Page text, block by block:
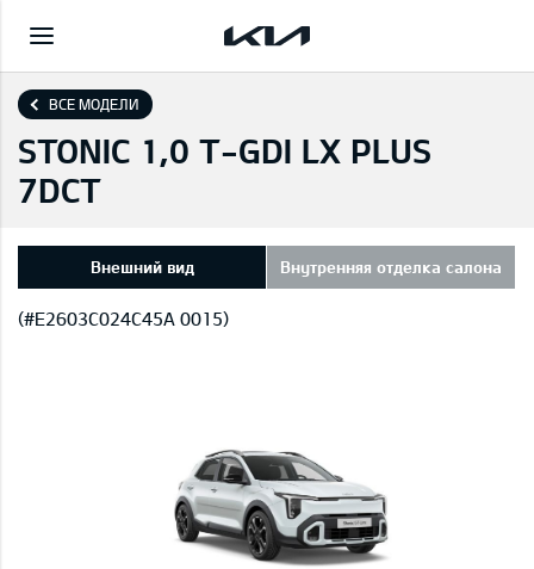
ВСЕ МОДЕЛИ
STONIC 1,0 T-GDI LX PLUS
7DCT
Внешний вид Внутренняя отделка салона
(#E2603C024C45A 0015)